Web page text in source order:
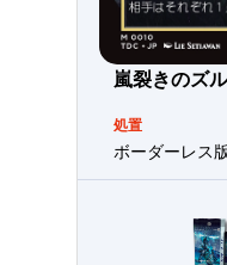
嵐裂きのズ
処置
ボーダーレス